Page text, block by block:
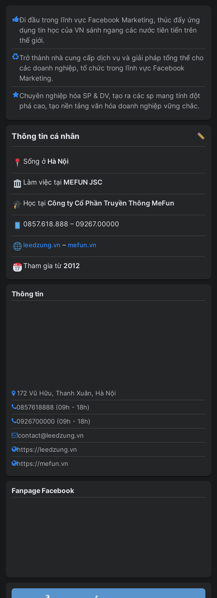
Đi đầu trong lĩnh vực Facebook Marketing, thúc đẩy ứng
dụng tin học của VN sánh ngang các nước tiên tiến trên
thế giới.
Trở thành nhà cung cấp dịch vụ và giải pháp tổng thể cho
các doanh nghiệp, tổ chức trong lĩnh vực Facebook
Marketing.
Chuyên nghiệp hóa SP & DV, tạo ra các sp mang tính đột
phá cao, tạo nền tảng văn hóa doanh nghiệp vững chắc.
Thông tin cá nhân
Sống ở Hà Nội
Làm việc tại MEFUN JSC
Học tại Công ty Cổ Phần Truyền Thông MeFun
0857.618.888 – 09267.00000
leedzung.vn – mefun.vn
Tham gia từ 2012
Thông tin
172 Vũ Hữu, Thanh Xuân, Hà Nội
0857618888 (09h - 18h)
0926700000 (09h - 18h)
contact@leedzung.vn
https://leedzung.vn
https://mefun.vn
Fanpage Facebook